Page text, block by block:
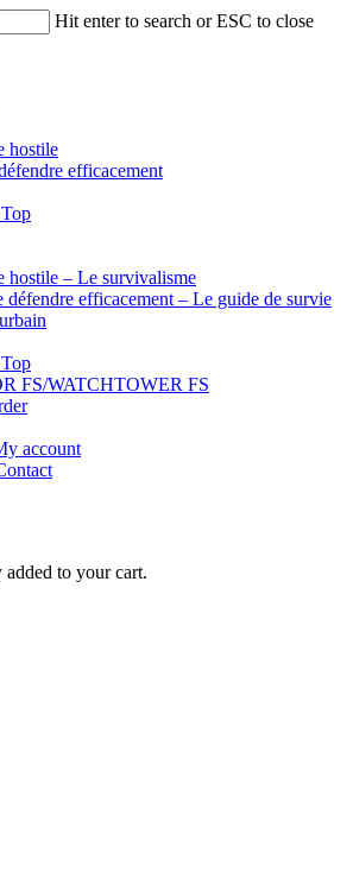
Hit enter to search or ESC to close
hostile
efficacement
hostile – Le survivalisme
défendre efficacement – Le guide de survie
FS/WATCHTOWER FS
account
added to your cart.